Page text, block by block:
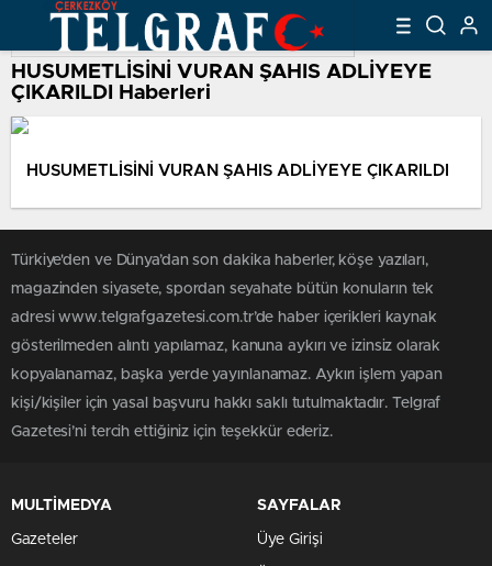
HUSUMETLİSİNİ VURAN ŞAHIS ADLİYEYE
ÇIKARILDI Haberleri
HUSUMETLİSİNİ VURAN ŞAHIS ADLİYEYE ÇIKARILDI
Türkiye'den ve Dünya’dan son dakika haberler, köşe yazıları,
magazinden siyasete, spordan seyahate bütün konuların tek
adresi www.telgrafgazetesi.com.tr’de haber içerikleri kaynak
gösterilmeden alıntı yapılamaz, kanuna aykırı ve izinsiz olarak
kopyalanamaz, başka yerde yayınlanamaz. Aykırı işlem yapan
kişi/kişiler için yasal başvuru hakkı saklı tutulmaktadır. Telgraf
Gazetesi’ni tercih ettiğiniz için teşekkür ederiz.
MULTİMEDYA
Gazeteler
SAYFALAR
Üye Girişi